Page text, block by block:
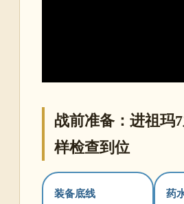
战前准备：进祖玛
样检查到位
装备底线 药